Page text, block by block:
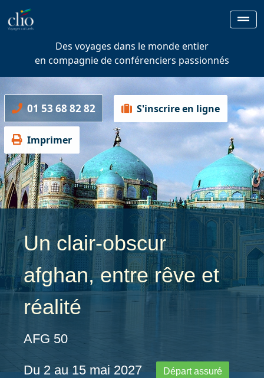
Des voyages dans le monde entier
en compagnie de conférenciers passionnés
01 53 68 82 82 S'inscrire en ligne
Imprimer
Un clair-obscur
afghan, entre rêve et
réalité
AFG 50
Du 2 au 15 mai 2027 Départ assuré